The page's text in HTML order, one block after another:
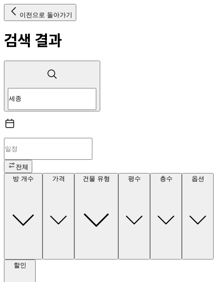
이전으로 돌아가기
검색 결과
전체
방 개수
가격 건물 유형 평수 층수 옵션
할인